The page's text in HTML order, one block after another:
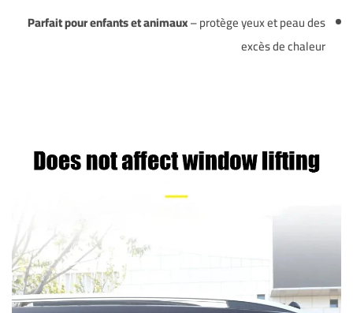
Parfait pour enfants et animaux– protège yeux et peau des
excès de chaleur